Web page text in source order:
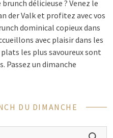
délicieuse ? Venez le
der Valk et profitez avec vos
dominical copieux dans
avec plaisir dans les
les plus savoureux sont
Passez un dimanche
journée avec un
DU DIMANCHE